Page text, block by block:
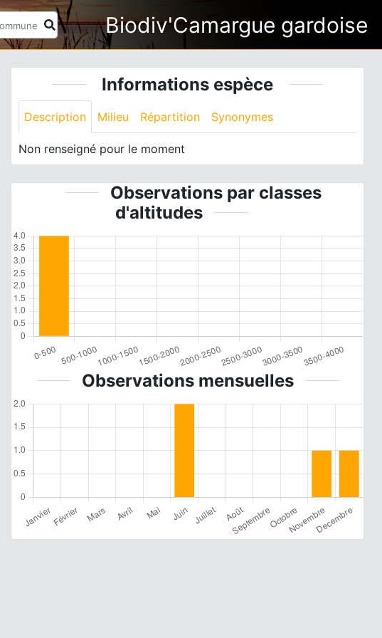
Biodiv'Camargue gardoise
Informations espèce
Description Milieu Répartition Synonymes
Non renseigné pour le moment
Observations par classes
d'altitudes
Observations mensuelles